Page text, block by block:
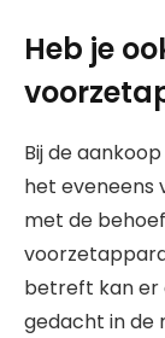
Heb je
Bij de
het eveneens
met de
betreft kan er
gedacht in de